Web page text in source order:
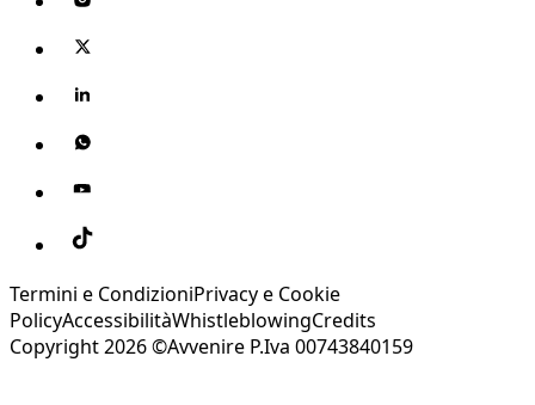
Termini e CondizioniPrivacy e Cookie
PolicyAccessibilitàWhistleblowingCredits
Copyright 2026 ©Avvenire P.Iva 00743840159